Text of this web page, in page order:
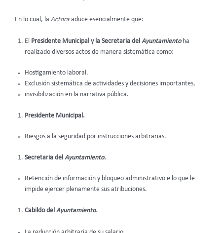
En lo cual, la Actora aduce esencialmente que:
El Presidente Municipal y la Secretaria del Ayuntamiento ha
realizado diversos actos de manera sistemática como:
Hostigamiento laboral.
Exclusión sistemática de actividades y decisiones importantes,
invisibilización en la narrativa pública.
Presidente Municipal.
Riesgos a la seguridad por instrucciones arbitrarias.
Secretaria del Ayuntamiento.
Retención de información y bloqueo administrativo e lo que le
impide ejercer plenamente sus atribuciones.
Cabildo del Ayuntamiento.